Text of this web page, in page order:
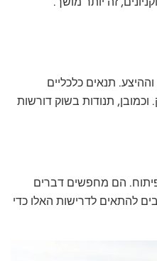
תנאים כלכליים
תנודות בשוק דורשות
הם מחפשים דברים
להתאים לדרישות האלו כדי